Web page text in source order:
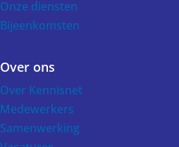
Onze diensten
Bijeenkomsten
Over ons
Over Kennisnet
Medewerkers
Samenwerking